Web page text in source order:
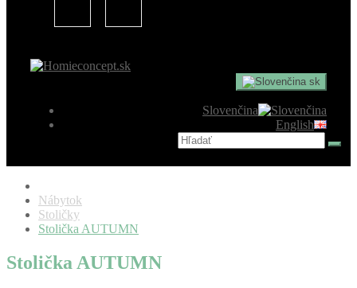
sk
Slovenčina
English
Nábytok
Stoličky
Stolička AUTUMN
Stolička AUTUMN